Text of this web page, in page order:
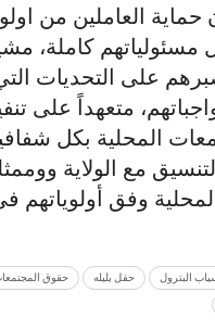
حماية العاملين من
مسئولياتهم كاملة،
على التحديات
متعهداً على
المحلية بكل
مع الولاية
وفق أولوياتهم
البترول حقل بليله حقوق